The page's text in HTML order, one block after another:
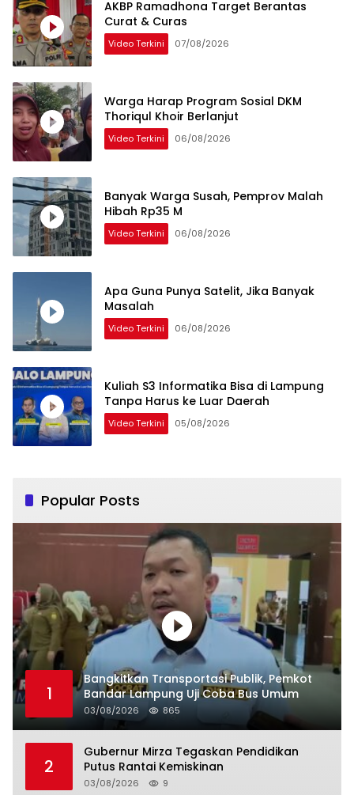
AKBP Ramadhona Target Berantas
Curat & Curas
Video Terkini 07/08/2026
Warga Harap Program Sosial DKM
Thoriqul Khoir Berlanjut
Video Terkini 06/08/2026
Banyak Warga Susah, Pemprov Malah
Hibah Rp35 M
Video Terkini 06/08/2026
Apa Guna Punya Satelit, Jika Banyak
Masalah
Video Terkini 06/08/2026
Kuliah S3 Informatika Bisa di Lampung
Tanpa Harus ke Luar Daerah
Video Terkini 05/08/2026
Popular Posts
1
Bangkitkan Transportasi Publik, Pemkot
Bandar Lampung Uji Coba Bus Umum
03/08/2026 865
2
Gubernur Mirza Tegaskan Pendidikan
Putus Rantai Kemiskinan
03/08/2026 9